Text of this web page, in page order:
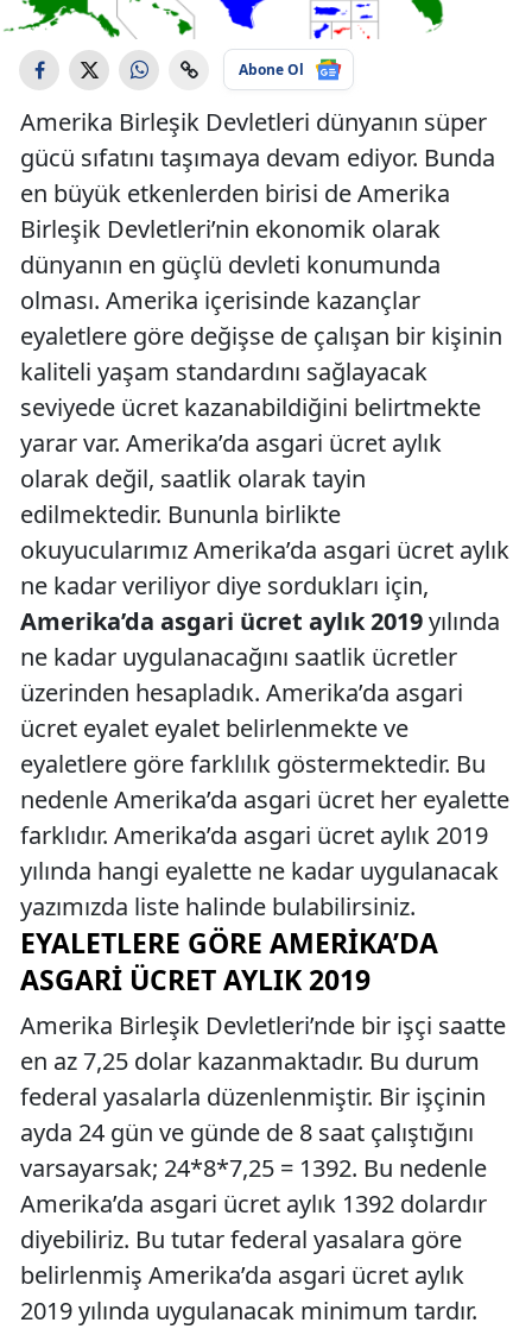
Abone Ol
Amerika Birleşik Devletleri dünyanın süper
gücü sıfatını taşımaya devam ediyor. Bunda
en büyük etkenlerden birisi de Amerika
Birleşik Devletleri’nin ekonomik olarak
dünyanın en güçlü devleti konumunda
olması. Amerika içerisinde kazançlar
eyaletlere göre değişse de çalışan bir kişinin
kaliteli yaşam standardını sağlayacak
seviyede ücret kazanabildiğini belirtmekte
yarar var. Amerika’da asgari ücret aylık
olarak değil, saatlik olarak tayin
edilmektedir. Bununla birlikte
okuyucularımız Amerika’da asgari ücret aylık
ne kadar veriliyor diye sordukları için,
Amerika’da asgari ücret aylık 2019yılında
ne kadar uygulanacağını saatlik ücretler
üzerinden hesapladık. Amerika’da asgari
ücret eyalet eyalet belirlenmekte ve
eyaletlere göre farklılık göstermektedir. Bu
nedenle Amerika’da asgari ücret her eyalette
farklıdır. Amerika’da asgari ücret aylık 2019
yılında hangi eyalette ne kadar uygulanacak
yazımızda liste halinde bulabilirsiniz.
EYALETLERE GÖRE AMERIKA’DA
ASGARI ÜCRET AYLIK 2019
Amerika Birleşik Devletleri’nde bir işçi saatte
en az 7,25 dolar kazanmaktadır. Bu durum
federal yasalarla düzenlenmiştir. Bir işçinin
ayda 24 gün ve günde de 8 saat çalıştığını
varsayarsak; 24*8*7,25 = 1392. Bu nedenle
Amerika’da asgari ücret aylık 1392 dolardır
diyebiliriz. Bu tutar federal yasalara göre
belirlenmiş Amerika’da asgari ücret aylık
2019 yılında uygulanacak minimum tardır.